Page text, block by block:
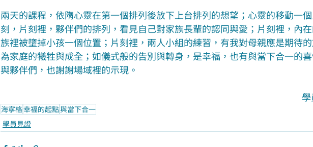
兩天的課程，依隋心靈在第一個排列後放下上台排列的想望；心靈的移動一
刻，片刻裡，夥伴們的排列，看見自己對家族長輩的認同與愛；片刻裡，內
族裡被墮掉小孩一個位置；片刻裡，兩人小組的練習，有我對母親應是期待
為家庭的犧牲與成全；如儀式般的告別與轉身，是幸福，也有與當下合一的
與夥伴們，也謝謝場域裡的示現。
海寧格幸福的起點與當下合一
學員見證